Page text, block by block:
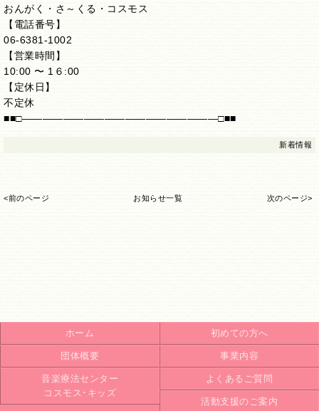
おんがく・さ～くる・コスモス
【電話番号】
06-6381-1002
【営業時間】
10:00 〜 1６:00
【定休日】
不定休
■■□―――――――――――――――――――□■■
新着情報
<前のページ お知らせ一覧 次のページ>
ホーム 初めての方へ
団体概要 事業内容
音楽療法センター
コスモス･キッズ
よくあるご質問
活動支援のご案内